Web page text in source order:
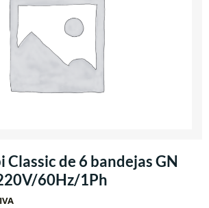
de 6 bandejas GN
60Hz/1Ph